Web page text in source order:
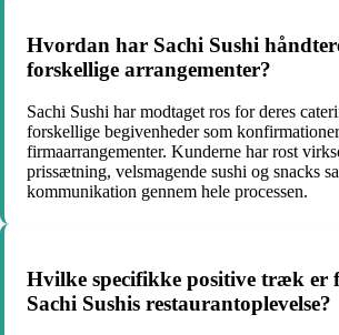
Hvordan har Sachi Sushi
forskellige arrangementer?
Sachi Sushi har modtaget ros for deres
forskellige begivenheder som
firmaarrangementer. Kunderne har rost
prissætning, velsmagende sushi og snacks
kommunikation gennem hele processen.
Hvilke specifikke positive træk er
Sachi Sushis restaurantoplevelse?